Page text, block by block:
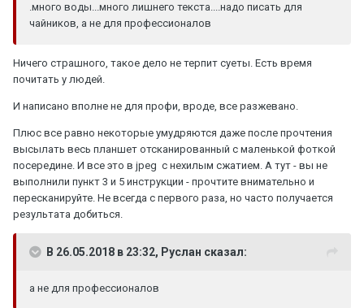
.много воды...много лишнего текста....надо писать для
чайников, а не для профессионалов
Ничего страшного, такое дело не терпит суеты. Есть время
почитать у людей.
И написано вполне не для профи, вроде, все разжевано.
Плюс все равно некоторые умудряются даже после прочтения
высылать весь планшет отсканированный с маленькой фоткой
посередине. И все это в jpeg с нехилым сжатием. А тут - вы не
выполнили пункт 3 и 5 инструкции - прочтите внимательно и
пересканируйте. Не всегда с первого раза, но часто получается
результата добиться.
В 26.05.2018 в 23:32, Руслан сказал:
а не для профессионалов